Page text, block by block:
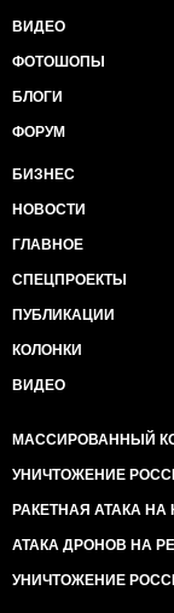
ВИДЕО
ФОТОШОПЫ
БЛОГИ
ФОРУМ
БИЗНЕС
НОВОСТИ
ГЛАВНОЕ
СПЕЦПРОЕКТЫ
ПУБЛИКАЦИИ
КОЛОНКИ
ВИДЕО
МАССИРОВАННЫЙ
УНИЧТОЖЕНИЕ
РАКЕТНАЯ АТАКА НА
АТАКА ДРОНОВ НА
УНИЧТОЖЕНИЕ